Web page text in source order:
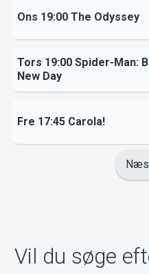
Ons 19:00 The Odyssey
Tors 19:00 Spider-Man:
New Day
Fre 17:45 Carola!
Vil du søge